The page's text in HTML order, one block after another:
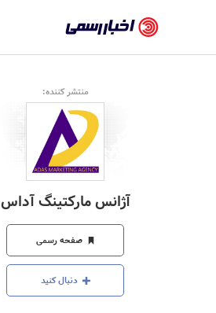
رسمی
-
اخبار
تایید
شده
شرکت‌ها،
سازمان‌ها
و
روابط
عمومی‌ها
منتشر کننده:
آژانس مارکتینگ آداس
صفحه رسمی
دنبال کنید